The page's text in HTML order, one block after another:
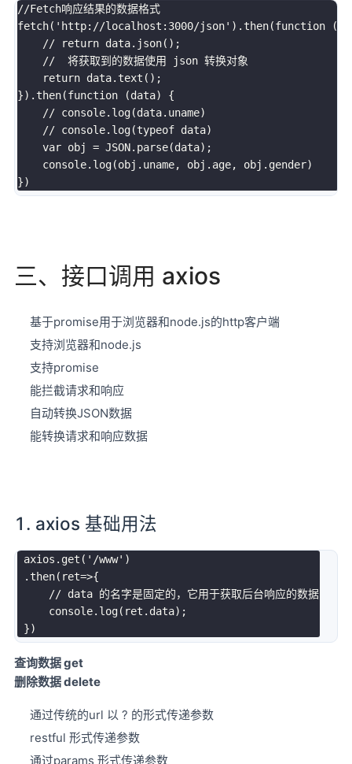
//Fetch响应结果的数据格式
fetch( 'http://localhost:3000/json' ) . then(function (
// return data.json();
//  将获取到的数据使用 json 转换对象
return data. text ( ) ;
}) . then(function (data)
{
// console.log(data.uname)
// console.log(typeof data)
var obj = JSON. parse(data) ;
    console
. log(obj . uname, obj . age, obj . gender)
})
三、接口调用 axios
基于promise用于浏览器和node.js的http客户端
支持浏览器和node.js
支持promise
能拦截请求和响应
自动转换JSON数据
能转换请求和响应数据
1. axios 基础用法
axios . get ( '/www' )
. then( ret=>{
// data 的名字是固定的，它用于获取后台响应的数据
     console
. log( ret . data) ;
})
查询数据 get
删除数据 delete
通过传统的url 以 ? 的形式传递参数
restful 形式传递参数
通过params 形式传递参数